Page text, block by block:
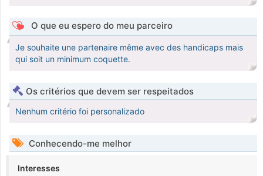
O que eu espero do meu parceiro
Je souhaite une partenaire même avec des handicaps mais
qui soit un minimum coquette.
Os critérios que devem ser respeitados
Nenhum critério foi personalizado
Conhecendo-me melhor
Interesses